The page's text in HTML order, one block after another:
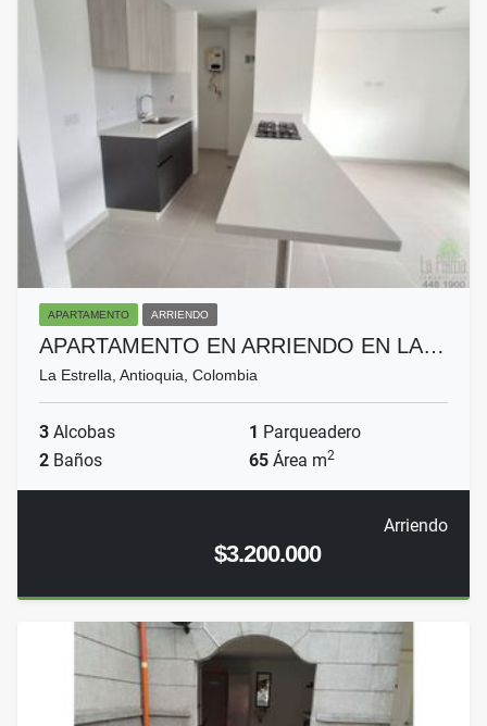
APARTAMENTO ARRIENDO
APARTAMENTO EN ARRIENDO EN LA…
La Estrella, Antioquia, Colombia
3 Alcobas 1 Parqueadero
2 Baños 65 Área m2
Arriendo
$3.200.000